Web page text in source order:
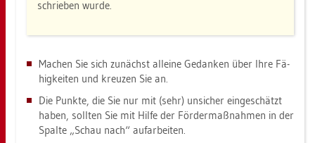
schrie­ben wurde.
Ma­chen Sie sich zu­nächst al­lei­ne Ge­dan­ken über Ihre Fä­
hig­kei­ten und kreu­zen Sie an.
Die Punk­te, die Sie nur mit (sehr) un­si­cher ein­ge­schätzt
haben, soll­ten Sie mit Hilfe der För­der­maß­nah­men in der
Spal­te „Schau nach“ auf­ar­bei­ten.